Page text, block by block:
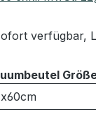
verfügbar,